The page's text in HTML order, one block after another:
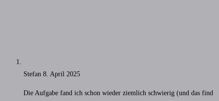
Stefan 8. April 2025
Die Aufgabe fand ich schon wieder ziemlich schwierig (und das find